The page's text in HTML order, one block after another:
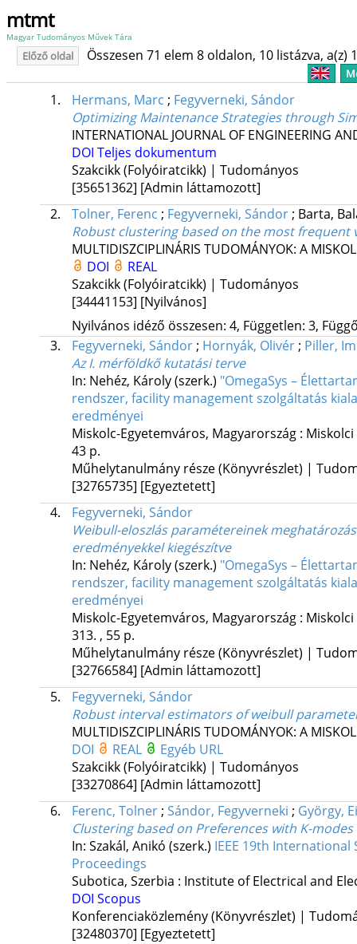
mtmt
Magyar Tudományos Művek Tára
Előző oldal Összesen 71 elem 8 oldalon, 10 listázva, a(z)
1. Hermans, Marc ; Fegyverneki, Sándor
Optimizing Maintenance Strategies through
INTERNATIONAL JOURNAL OF ENGINEERING
DOI Teljes dokumentum
Szakcikk (Folyóiratcikk) | Tudományos
[35651362] [Admin láttamozott]
2.
Tolner, Ferenc ; Fegyverneki, Sándor; Barta,
Robust clustering based on the most frequent
MULTIDISZCIPLINÁRIS TUDOMÁNYOK: A
DOI
REAL
Szakcikk (Folyóiratcikk) | Tudományos
[34441153] [Nyilvános]
Nyilvános idéző összesen: 4, Független: 3,
3.
Fegyverneki, Sándor; Hornyák, Olivér; Piller,
Az I. mérföldkő kutatási terve
In: Nehéz, Károly (szerk.) "OmegaSys –
rendszer, facility management szolgáltatás
eredményei
Miskolc-Egyetemváros, Magyarország :
43 p.
Műhelytanulmány része (Könyvrészlet) |
[32765735] [Egyeztetett]
4.
Fegyverneki, Sándor
Weibull-eloszlás paramétereinek
eredményekkel kiegészítve
In: Nehéz, Károly (szerk.) "OmegaSys –
rendszer, facility management szolgáltatás
eredményei
Miskolc-Egyetemváros, Magyarország :
313. , 55 p.
Műhelytanulmány része (Könyvrészlet) |
[32766584] [Admin láttamozott]
5.
Fegyverneki, Sándor
Robust interval estimators of weibull
MULTIDISZCIPLINÁRIS TUDOMÁNYOK: A
DOI
REAL
Egyéb URL
Szakcikk (Folyóiratcikk) | Tudományos
[33270864] [Admin láttamozott]
6.
Ferenc, Tolner; Sándor, Fegyverneki ; György,
Clustering based on Preferences with K-
In: Szakál, Anikó (szerk.) IEEE 19th International
Proceedings
Subotica, Szerbia : Institute of Electrical and
DOI Scopus
Konferenciaközlemény (Könyvrészlet) |
[32480370] [Egyeztetett]